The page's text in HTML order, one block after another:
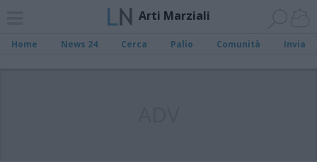
Arti Marziali
Home News 24 Cerca Palio Comunità Invia